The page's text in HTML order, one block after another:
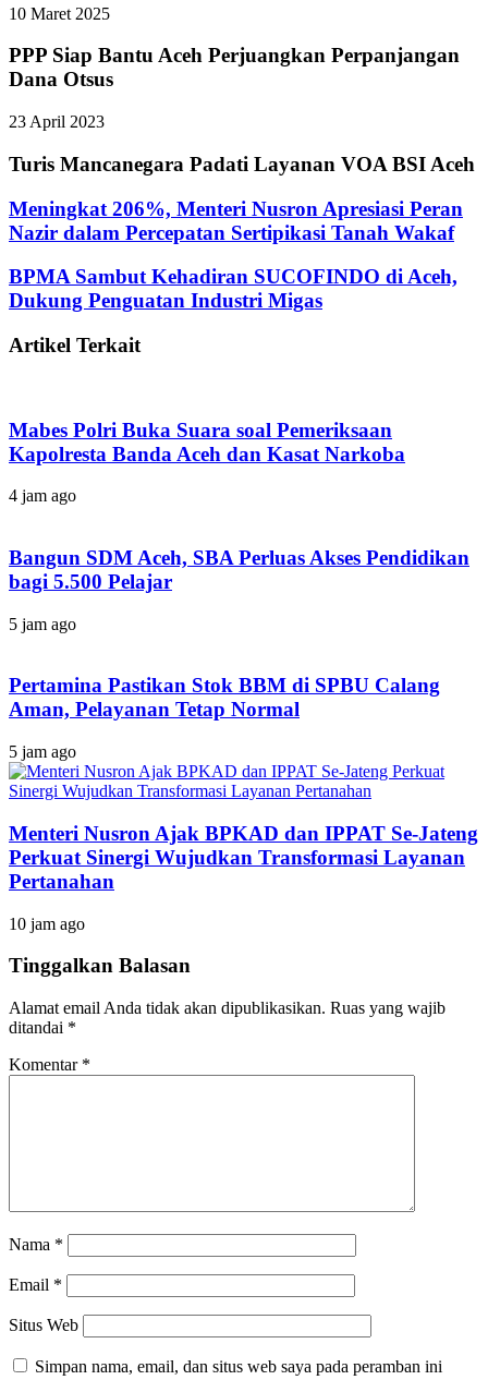
10 Maret 2025
PPP Siap Bantu Aceh Perjuangkan Perpanjangan
Dana Otsus
23 April 2023
Turis Mancanegara Padati Layanan VOA BSI Aceh
Meningkat 206%, Menteri Nusron Apresiasi Peran
Nazir dalam Percepatan Sertipikasi Tanah Wakaf
BPMA Sambut Kehadiran SUCOFINDO di Aceh,
Dukung Penguatan Industri Migas
Artikel Terkait
Mabes Polri Buka Suara soal Pemeriksaan
Kapolresta Banda Aceh dan Kasat Narkoba
4 jam ago
Bangun SDM Aceh, SBA Perluas Akses Pendidikan
bagi 5.500 Pelajar
5 jam ago
Pertamina Pastikan Stok BBM di SPBU Calang
Aman, Pelayanan Tetap Normal
5 jam ago
Menteri Nusron Ajak BPKAD dan IPPAT Se-Jateng
Perkuat Sinergi Wujudkan Transformasi Layanan
Pertanahan
10 jam ago
Tinggalkan Balasan
Alamat email Anda tidak akan dipublikasikan. Ruas yang wajib
ditandai *
Komentar *
Nama *
Email *
Situs Web
Simpan nama, email, dan situs web saya pada peramban ini